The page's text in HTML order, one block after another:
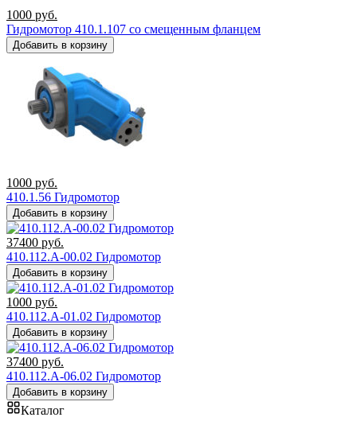
1000 руб.
Гидромотор 410.1.107 со смещенным фланцем
Добавить в корзину
1000 руб.
410.1.56 Гидромотор
Добавить в корзину
37400 руб.
410.112.А-00.02 Гидромотор
Добавить в корзину
1000 руб.
410.112.А-01.02 Гидромотор
Добавить в корзину
37400 руб.
410.112.А-06.02 Гидромотор
Добавить в корзину
Каталог